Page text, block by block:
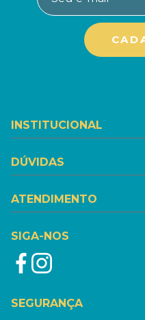
INSTITUCIONAL
DÚVIDAS
ATENDIMENTO
SIGA-NOS
SEGURANÇA